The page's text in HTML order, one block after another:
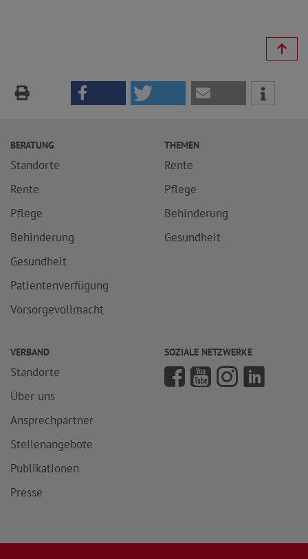
BERATUNG
Standorte
Rente
Pflege
Behinderung
Gesundheit
Patientenverfügung
Vorsorgevollmacht
THEMEN
Rente
Pflege
Behinderung
Gesundheit
VERBAND
Standorte
Über uns
Ansprechpartner
Stellenangebote
Publikationen
Presse
SOZIALE NETZWERKE